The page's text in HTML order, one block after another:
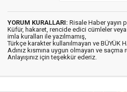
YORUM KURALLARI: Risale Haber yayın
Küfür, hakaret, rencide edici cümleler veya
imla kuralları ile yazılmamış,
Türkçe karakter kullanılmayan ve BÜYÜK
Adınız kısmına uygun olmayan ve
Anlayışınız için teşekkür ederiz.